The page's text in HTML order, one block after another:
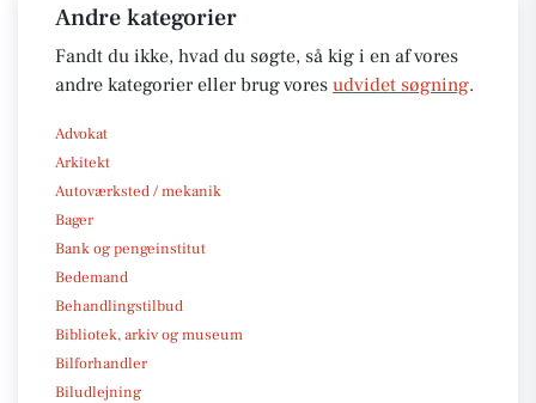
Andre kategorier
Fandt du ikke, hvad du søgte, så kig i en af vores
andre kategorier eller brug vores udvidet søgning.
Advokat
Arkitekt
Autoværksted / mekanik
Bager
Bank og pengeinstitut
Bedemand
Behandlingstilbud
Bibliotek, arkiv og museum
Bilforhandler
Biludlejning